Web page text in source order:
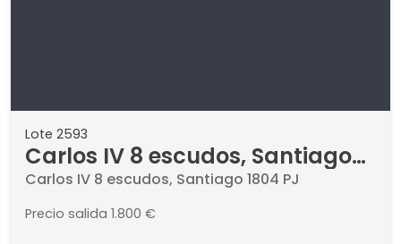
Lote 2593
Carlos IV 8 escudos, Santiago
1804 PJ
Carlos IV 8 escudos, Santiago 1804 PJ
Precio salida 1.800 €